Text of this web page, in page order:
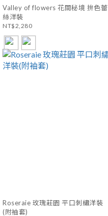
Valley of flowers 花間秘境 拚色蕾
絲洋裝
NT$2,280
Roseraie 玫瑰莊園 平口刺繡洋裝
(附袖套)